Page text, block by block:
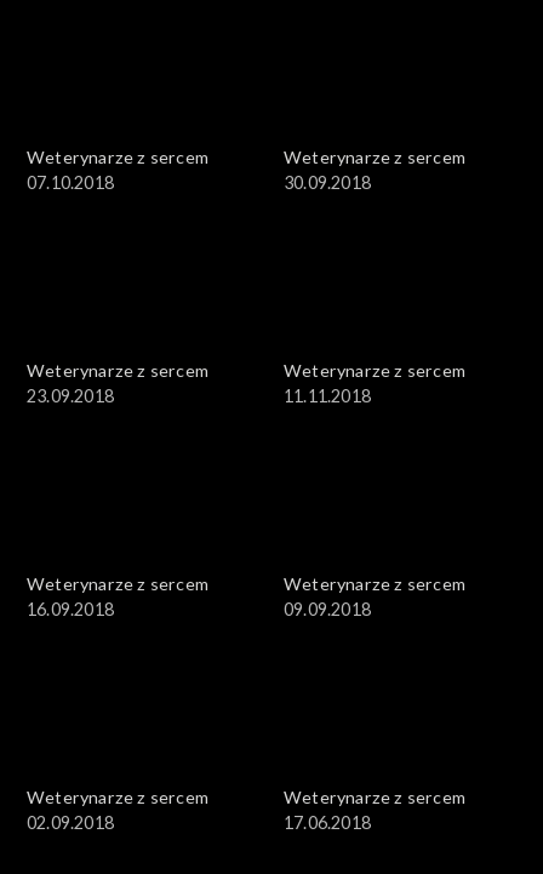
Weterynarze z sercem
07.10.2018
Weterynarze z sercem
30.09.2018
Weterynarze z sercem
23.09.2018
Weterynarze z sercem
11.11.2018
Weterynarze z sercem
16.09.2018
Weterynarze z sercem
09.09.2018
Weterynarze z sercem
02.09.2018
Weterynarze z sercem
17.06.2018